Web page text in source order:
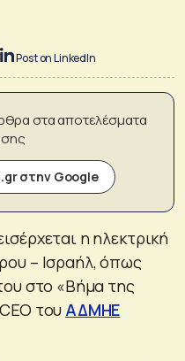
Post on LinkedIn
στα αποτελέσματα
στην Google
η ηλεκτρική
– Ισραήλ, όπως
στο «Βήμα της
του ΑΔΜΗΕ